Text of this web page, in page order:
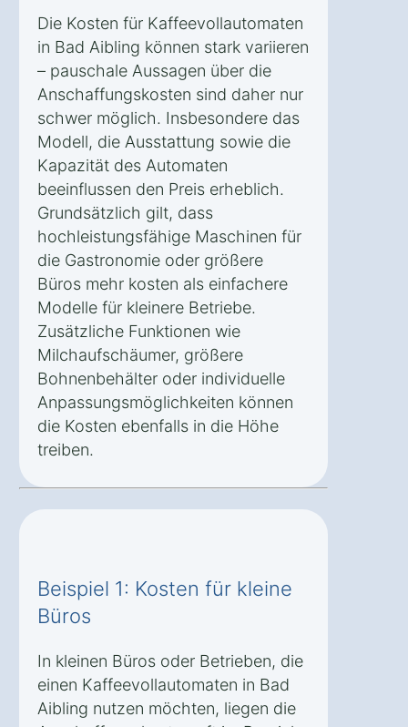
Die Kosten für Kaffeevollautomaten
in Bad Aibling können stark variieren
– pauschale Aussagen über die
Anschaffungskosten sind daher nur
schwer möglich. Insbesondere das
Modell, die Ausstattung sowie die
Kapazität des Automaten
beeinflussen den Preis erheblich.
Grundsätzlich gilt, dass
hochleistungsfähige Maschinen für
die Gastronomie oder größere
Büros mehr kosten als einfachere
Modelle für kleinere Betriebe.
Zusätzliche Funktionen wie
Milchaufschäumer, größere
Bohnenbehälter oder individuelle
Anpassungsmöglichkeiten können
die Kosten ebenfalls in die Höhe
treiben.
Beispiel 1: Kosten für kleine
Büros
In kleinen Büros oder Betrieben, die
einen Kaffeevollautomaten in Bad
Aibling nutzen möchten, liegen die